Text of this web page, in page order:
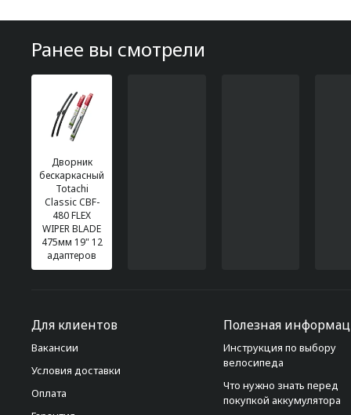
Ранее вы смотрели
Дворник
бескаркасный
Totachi
Classic CBF-
480 FLEX
WIPER BLADE
475мм 19" 12
адаптеров
Для клиентов
Вакансии
Условия доставки
Оплата
Полезная
Инструкция по выбору
велосипеда
Что нужно знать перед
покупкой аккумулятора